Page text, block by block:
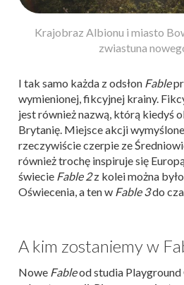
Krajobraz Albionu i miasto
zwiastuna
I tak samo każda z odsłon Fable
wymienionej, fikcyjnej krainy.
jest również nazwą, którą kiedyś
Brytanię. Miejsce akcji
rzeczywiście czerpie ze
również trochę inspiruje się
świecie Fable 2z kolei można
Oświecenia, a ten w Fable 3do
A kim zostaniemy w
Nowe Fableod studia Playground